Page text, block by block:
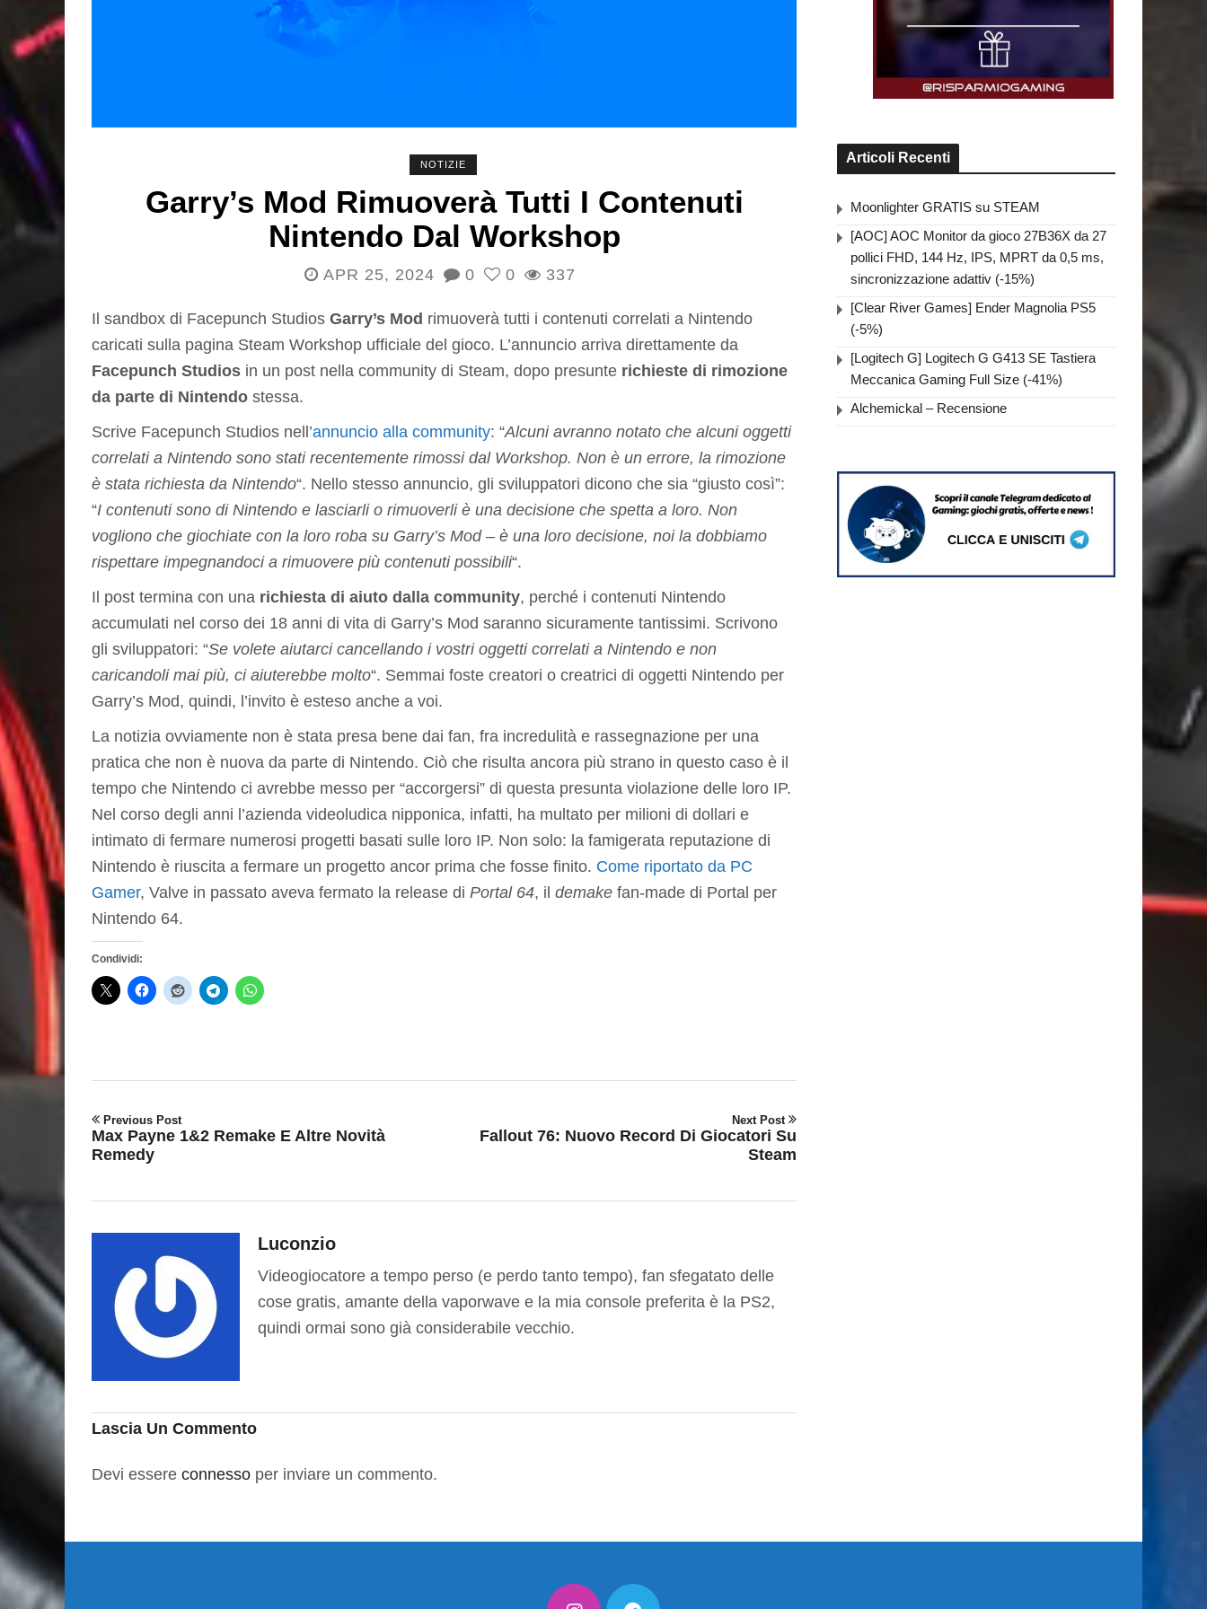
NOTIZIE
Garry’s Mod Rimuoverà Tutti I Contenuti
Nintendo Dal Workshop
APR 25, 2024 0 0 337
Il sandbox di Facepunch Studios Garry’s Mod rimuoverà tutti i contenuti correlati a Nintendo
caricati sulla pagina Steam Workshop ufficiale del gioco. L’annuncio arriva direttamente da
Facepunch Studios in un post nella community di Steam, dopo presunte richieste di rimozione
da parte di Nintendo stessa.
Scrive Facepunch Studios nell’annuncio alla community: “Alcuni avranno notato che alcuni oggetti
correlati a Nintendo sono stati recentemente rimossi dal Workshop. Non è un errore, la rimozione
è stata richiesta da Nintendo“. Nello stesso annuncio, gli sviluppatori dicono che sia “giusto così”:
“I contenuti sono di Nintendo e lasciarli o rimuoverli è una decisione che spetta a loro. Non
vogliono che giochiate con la loro roba su Garry’s Mod – è una loro decisione, noi la dobbiamo
rispettare impegnandoci a rimuovere più contenuti possibili“.
Il post termina con una richiesta di aiuto dalla community, perché i contenuti Nintendo
accumulati nel corso dei 18 anni di vita di Garry’s Mod saranno sicuramente tantissimi. Scrivono
gli sviluppatori: “Se volete aiutarci cancellando i vostri oggetti correlati a Nintendo e non
caricandoli mai più, ci aiuterebbe molto“. Semmai foste creatori o creatrici di oggetti Nintendo per
Garry’s Mod, quindi, l’invito è esteso anche a voi.
La notizia ovviamente non è stata presa bene dai fan, fra incredulità e rassegnazione per una
pratica che non è nuova da parte di Nintendo. Ciò che risulta ancora più strano in questo caso è il
tempo che Nintendo ci avrebbe messo per “accorgersi” di questa presunta violazione delle loro IP.
Nel corso degli anni l’azienda videoludica nipponica, infatti, ha multato per milioni di dollari e
intimato di fermare numerosi progetti basati sulle loro IP. Non solo: la famigerata reputazione di
Nintendo è riuscita a fermare un progetto ancor prima che fosse finito. Come riportato da PC
Gamer, Valve in passato aveva fermato la release di Portal 64, il demake fan-made di Portal per
Nintendo 64.
Condividi:
Previous Post
Max Payne 1&2 Remake E Altre Novità
Remedy
Next Post
Fallout 76: Nuovo Record Di Giocatori Su
Steam
Luconzio
Videogiocatore a tempo perso (e perdo tanto tempo), fan sfegatato delle
cose gratis, amante della vaporwave e la mia console preferita è la PS2,
quindi ormai sono già considerabile vecchio.
Lascia Un Commento
Devi essere connesso per inviare un commento.
Articoli Recenti
Moonlighter GRATIS su STEAM
[AOC] AOC Monitor da gioco 27B36X da 27
pollici FHD, 144 Hz, IPS, MPRT da 0,5 ms,
sincronizzazione adattiv (-15%)
[Clear River Games] Ender Magnolia PS5
(-5%)
[Logitech G] Logitech G G413 SE Tastiera
Meccanica Gaming Full Size (-41%)
Alchemickal – Recensione